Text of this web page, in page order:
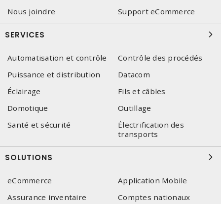
Nous joindre
Support eCommerce
SERVICES
Automatisation et contrôle
Contrôle des procédés
Puissance et distribution
Datacom
Éclairage
Fils et câbles
Domotique
Outillage
Santé et sécurité
Électrification des
transports
SOLUTIONS
eCommerce
Application Mobile
Assurance inventaire
Comptes nationaux